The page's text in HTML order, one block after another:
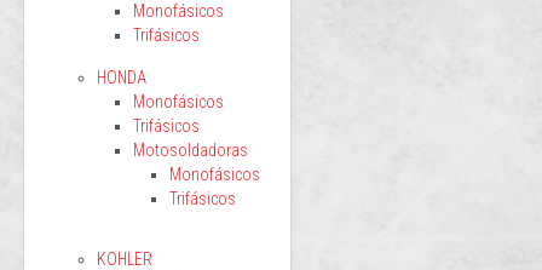
Monofásicos
Trifásicos
HONDA
Monofásicos
Trifásicos
Motosoldadoras
Monofásicos
Trifásicos
KOHLER